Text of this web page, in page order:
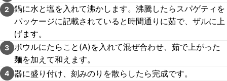
2
鍋に水と塩を入れて沸かします。沸騰したらスパゲティを
パッケージに記載されていると時間通りに茹で、ザルに上
げます。
3 ボウルにたらこと(A)を入れて混ぜ合わせ、茹で上がった
麺を加えて和えます。
4 器に盛り付け、刻みのりを散らしたら完成です。